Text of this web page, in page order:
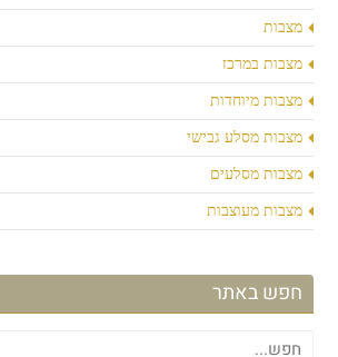
מצבות
מצבות במרכז
מצבות מיוחדות
מצבות מסלע גבישי
מצבות מסלעים
מצבות מעוצבות
חפש באתר